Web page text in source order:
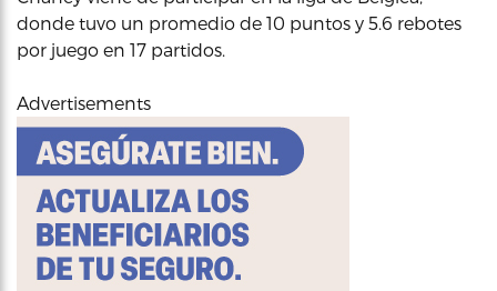
donde tuvo un promedio de 10 puntos y 5.6 rebotes
por juego en 17 partidos.
Advertisements